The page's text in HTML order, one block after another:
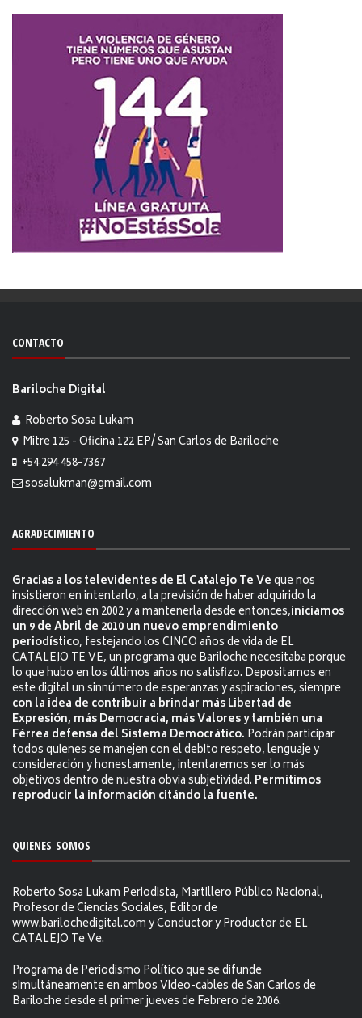
CONTACTO
Bariloche Digital
Roberto Sosa Lukam
Mitre 125 - Oficina 122 EP/ San Carlos de Bariloche
+54 294 458-7367
sosalukman@gmail.com
AGRADECIMIENTO
Gracias a los televidentes de El Catalejo Te Veque nos
insistieron en intentarlo, a la previsión de haber adquirido la
dirección web en 2002 y a mantenerla desde entonces,iniciamos
un 9 de Abril de 2010 un nuevo emprendimiento
periodístico, festejando los CINCO años de vida de EL
CATALEJO TE VE, un programa que Bariloche necesitaba porque
lo que hubo en los últimos años no satisfizo. Depositamos en
este digital un sinnúmero de esperanzas y aspiraciones, siempre
con la idea de contribuir a brindar más Libertad de
Expresión, más Democracia, más Valores y también una
Férrea defensa del Sistema Democrático. Podrán participar
todos quienes se manejen con el debito respeto, lenguaje y
consideración y honestamente, intentaremos ser lo más
objetivos dentro de nuestra obvia subjetividad. Permitimos
reproducir la información citándo la fuente.
QUIENES SOMOS
Roberto Sosa Lukam Periodista, Martillero Público Nacional,
Profesor de Ciencias Sociales, Editor de
www.barilochedigital.com y Conductor y Productor de EL
CATALEJO Te Ve.
Programa de Periodismo Político que se difunde
simultáneamente en ambos Video-cables de San Carlos de
Bariloche desde el primer jueves de Febrero de 2006.